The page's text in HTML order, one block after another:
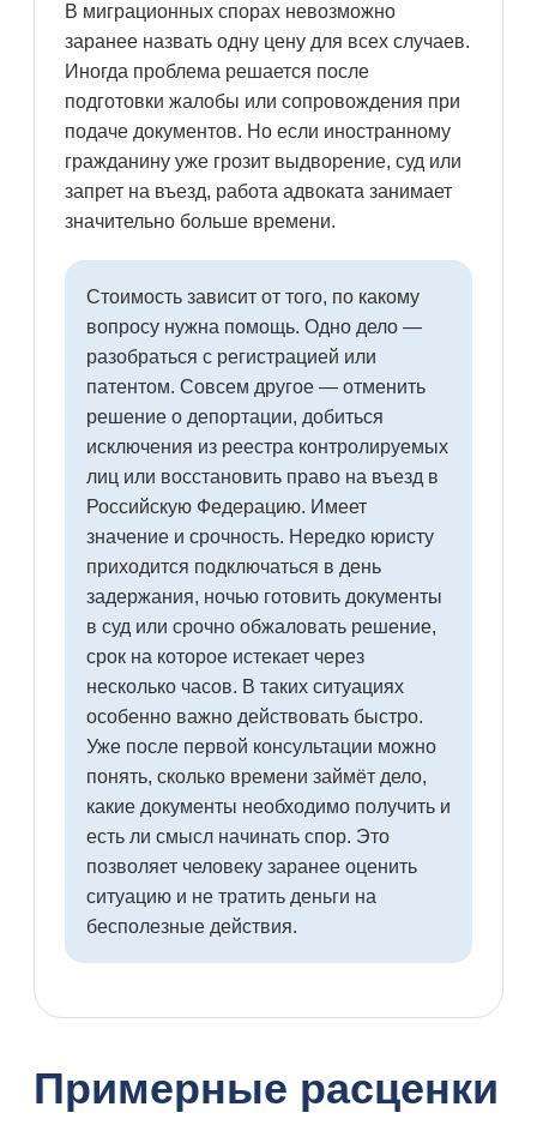
В миграционных спорах невозможно
заранее назвать одну цену для всех случаев.
Иногда проблема решается после
подготовки жалобы или сопровождения при
подаче документов. Но если иностранному
гражданину уже грозит выдворение, суд или
запрет на въезд, работа адвоката занимает
значительно больше времени.
Стоимость зависит от того, по какому
вопросу нужна помощь. Одно дело —
разобраться с регистрацией или
патентом. Совсем другое — отменить
решение о депортации, добиться
исключения из реестра контролируемых
лиц или восстановить право на въезд в
Российскую Федерацию. Имеет
значение и срочность. Нередко юристу
приходится подключаться в день
задержания, ночью готовить документы
в суд или срочно обжаловать решение,
срок на которое истекает через
несколько часов. В таких ситуациях
особенно важно действовать быстро.
Уже после первой консультации можно
понять, сколько времени займёт дело,
какие документы необходимо получить и
есть ли смысл начинать спор. Это
позволяет человеку заранее оценить
ситуацию и не тратить деньги на
бесполезные действия.
Примерные расценки